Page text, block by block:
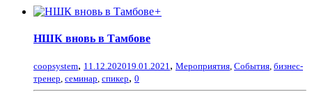
+
НШК вновь в Тамбове
coopsystem, 11.12.202019.01.2021, Мероприятия, События, бизнес-
тренер, семинар, спикер, 0